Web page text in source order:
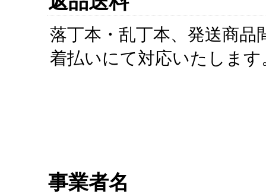
落丁本・乱丁本、発送商品
着払いにて対応いたします
事業者名